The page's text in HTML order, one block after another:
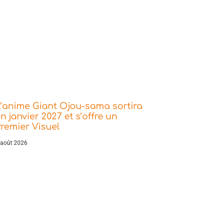
Giant Ojou-sama sortira
janvier 2027 et s’offre un
Visuel
2026